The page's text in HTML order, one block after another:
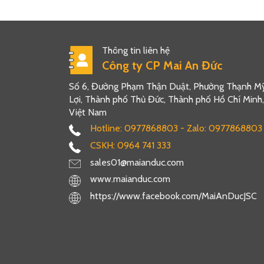
Thông tin liên hệ
Công ty CP Mai An Đức
Số 6, Đường Phạm Thận Duật, Phường Thạnh
Lợi, Thành phố Thủ Đức, Thành phố Hồ Chí Minh,
Việt Nam
Hotline: 0977868803 - Zalo: 0977868803
CSKH: 0964 741 333
sales01@maianduc.com
www.maianduc.com
https://www.facebook.com/MaiAnDucJSC